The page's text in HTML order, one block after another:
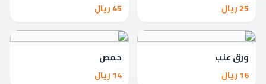
25 ريال
45 ريال
ورق عنب
16 ريال
حمص
14 ريال